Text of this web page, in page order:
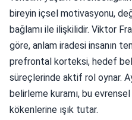
bireyin içsel motivasyonu,
bağlamı ile ilişkilidir. Viktor
göre, anlam iradesi insanın
prefrontal korteksi, hedef
süreçlerinde aktif rol oynar.
belirleme kuramı, bu
kökenlerine ışık tutar.